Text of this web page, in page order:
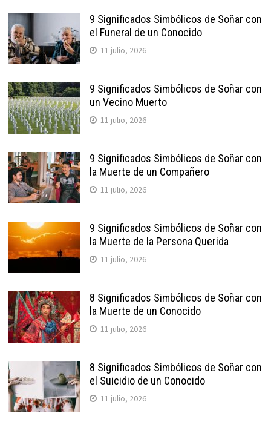
9 Significados Simbólicos de Soñar con
el Funeral de un Conocido
11 julio, 2026
9 Significados Simbólicos de Soñar con
un Vecino Muerto
11 julio, 2026
9 Significados Simbólicos de Soñar con
la Muerte de un Compañero
11 julio, 2026
9 Significados Simbólicos de Soñar con
la Muerte de la Persona Querida
11 julio, 2026
8 Significados Simbólicos de Soñar con
la Muerte de un Conocido
11 julio, 2026
8 Significados Simbólicos de Soñar con
el Suicidio de un Conocido
11 julio, 2026